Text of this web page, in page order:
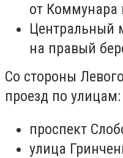
от Коммунара
Центральный
на правый
Со стороны
проезд по улицам:
проспект
улица